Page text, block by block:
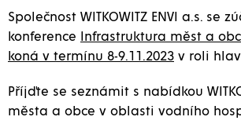
Společnost WITKOWITZ ENVI a.s. se
konference
Infrastruktura měst a
koná v termínu 8-9.11.2023 v roli
Příjďte se seznámit s nabídkou
města a obce v oblasti vodního